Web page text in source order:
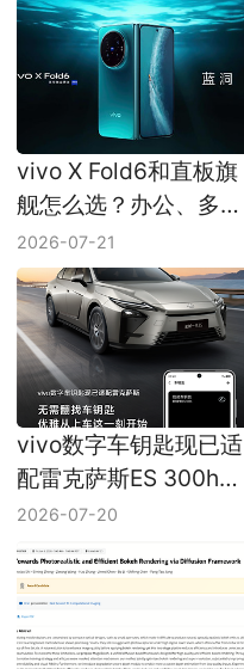
vivo X Fold6和直板旗
舰怎么选？办公、多任
务与便携怎么取舍
2026-07-21
vivo数字车钥匙现已适
配雷克萨斯ES 300h，
手机车钥匙生态扩展
2026-07-20